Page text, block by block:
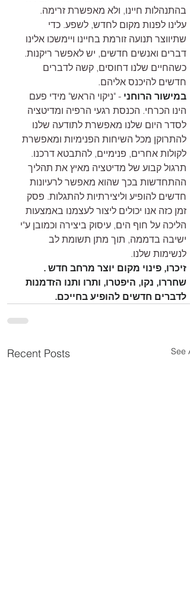
בהתנהלות חיינו, ולא מאפשרת זרימה.
עלינו לפנות מקום לחדש, לשפע. כדי
שתיווצר תנועה זורמת בחיינו ויימשכו אלינו
דברים ואנשים חדשים, יש לאפשר ריקנות.
כשהחיים שלנו דחוסים, קשה לדברים
חדשים להיכנס אליהם.
במישור הרוחני - "ניקוי הראש" מידי פעם
הינו הכרחי. הכנסת רגעי הרפיה ומדיטציה
לסדר היום שלנו מאפשרת לתודעה שלנו
להתרוקן מכל השיחות הפנימיות ומאפשרת
לקולות אחרים, פנימיים, להתבטא דרכנו.
תרגול קבוע של מדיטציה מאיץ את תהליך
ההתחדשות בכך שהוא מאפשר לרעיונות
חדשים להופיע וליצירתיות להתגלות. פסק
זמן כזה אנו יכולים ליצור לעצמנו באמצעות
הליכה על חוף הים, עיסוק ביצירה וכמובן ע"י
ישיבה בדממה, תוך מתן תשומת לב
לנשימות שלנו.
זיכרו, פינוי מקום יוצר מרחב חדש .
שחררו, נקו, היפטרו, ותרו ותנו הזדמנות
לדברים חדשים להופיע בחייכם.
Recent Posts See